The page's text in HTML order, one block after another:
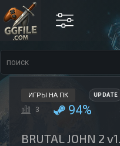
ИГРЫ НА ПК UPDATE
3 94%
BRUTAL JOHN 2